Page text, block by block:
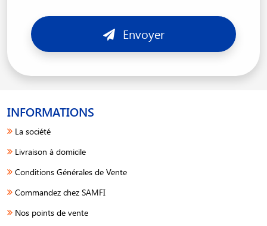
Envoyer
INFORMATIONS
La société
Livraison à domicile
Conditions Générales de Vente
Commandez chez SAMFI
Nos points de vente